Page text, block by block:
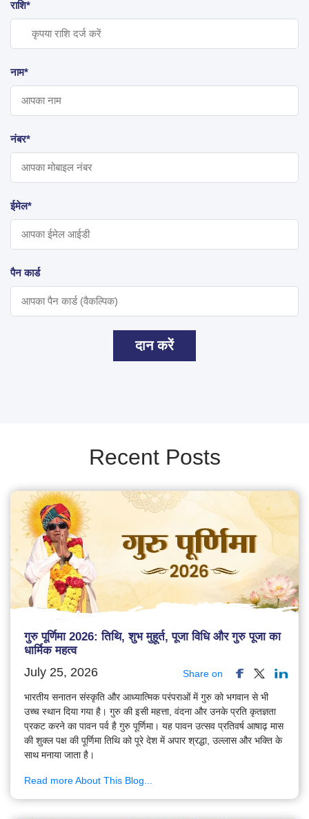
राशि*
नाम*
नंबर*
ईमेल*
पैन कार्ड
दान करें
Recent Posts
गुरु पूर्णिमा 2026: तिथि, शुभ मुहूर्त, पूजा विधि और गुरु पूजा का
धार्मिक महत्व
July 25, 2026 Share on
भारतीय सनातन संस्कृति और आध्यात्मिक परंपराओं में गुरु को भगवान से भी
उच्च स्थान दिया गया है। गुरु की इसी महत्ता, वंदना और उनके प्रति कृतज्ञता
प्रकट करने का पावन पर्व है गुरु पूर्णिमा। यह पावन उत्सव प्रतिवर्ष आषाढ़ मास
की शुक्ल पक्ष की पूर्णिमा तिथि को पूरे देश में अपार श्रद्धा, उल्लास और भक्ति के
साथ मनाया जाता है।
Read more About This Blog...